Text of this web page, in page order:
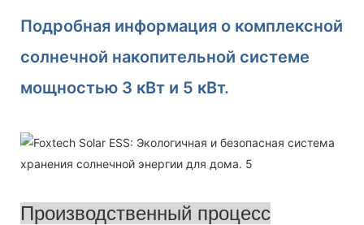
Подробная информация о комплексной
солнечной накопительной системе
мощностью 3 кВт и 5 кВт.
Производственный процесс